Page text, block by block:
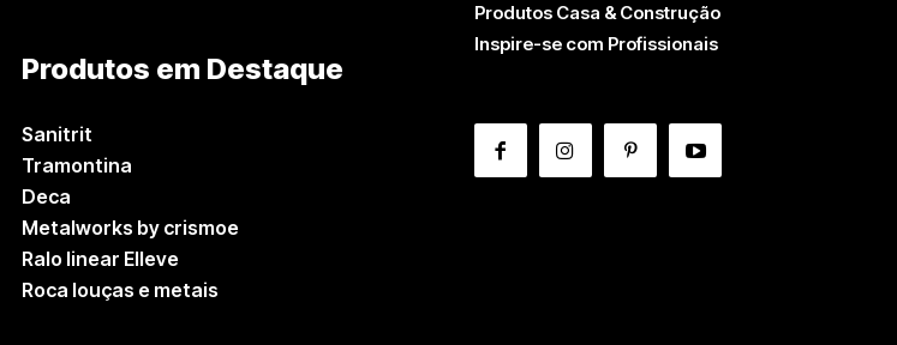
Produtos em Destaque
Sanitrit
Tramontina
Deca
Metalworks by crismoe
Ralo linear Elleve
Roca louças e metais
Produtos Casa & Construção
Inspire-se com Profissionais